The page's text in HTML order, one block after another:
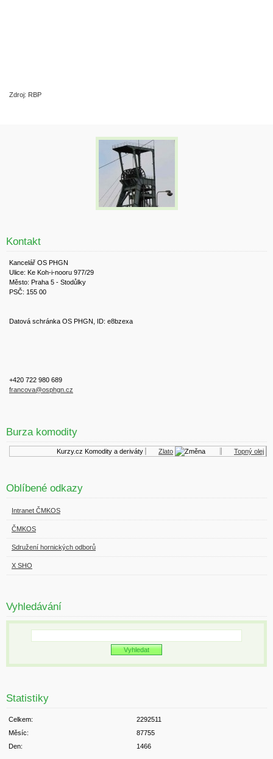
Zdroj: RBP
Kontakt
Kancelář OS PHGN
Ulice: Ke Koh-i-nooru 977/29
Město: Praha 5 - Stodůlky
PSČ: 155 00
Datová schránka OS PHGN, ID: e8bzexa
+420 722 980 689
francova@osphgn.cz
Burza komodity
Kurzy.cz Komodity a deriváty Zlato Topný olej
Oblíbené odkazy
Intranet ČMKOS
ČMKOS
Sdružení hornických odborů
X SHO
Vyhledávání
Statistiky
Celkem:
2292511
Měsíc:
87755
Den:
1466